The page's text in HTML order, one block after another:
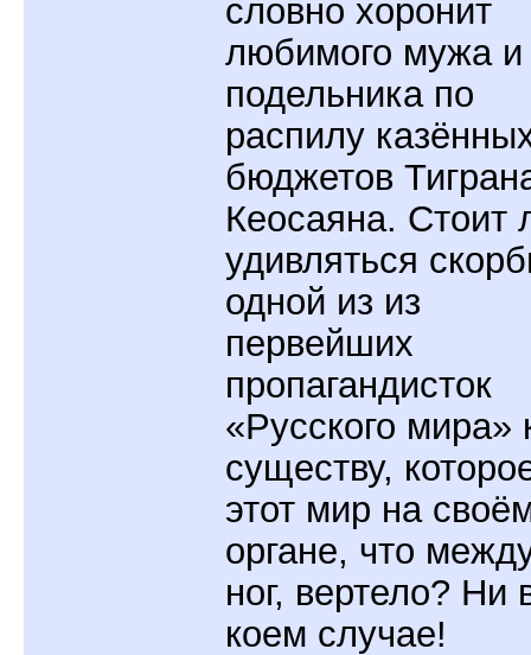
словно хоронит
любимого мужа и
подельника по
распилу
бюджетов
Кеосаяна. Стоит
удивляться
одной из из
первейших
пропагандисток
«Русского мира»
существу,
этот мир на
органе, что
ног, вертело? Ни
коем случае!